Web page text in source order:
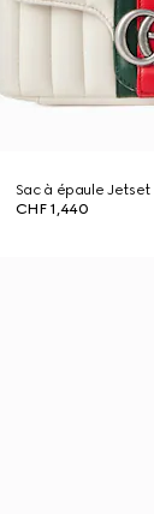
Sac à épaule
CHF 1,440